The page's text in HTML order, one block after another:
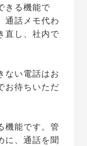
きる機能で
通話メモ代わ
直し、社内で
ない電話はお
お待ちいただ
機能です。管
に、通話を聞